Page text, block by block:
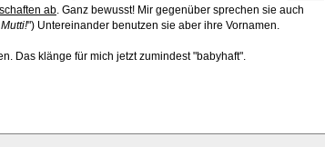
ab . Ganz bewusst! Mir gegenüber sprechen sie auch
") Untereinander benutzen sie aber ihre Vornamen.
Das klänge für mich jetzt zumindest "babyhaft".